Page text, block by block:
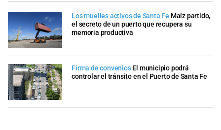
Los muelles activos de Santa Fe Maíz partido,
el secreto de un puerto que recupera su
memoria productiva
Firma de convenios El municipio podrá
controlar el tránsito en el Puerto de Santa Fe